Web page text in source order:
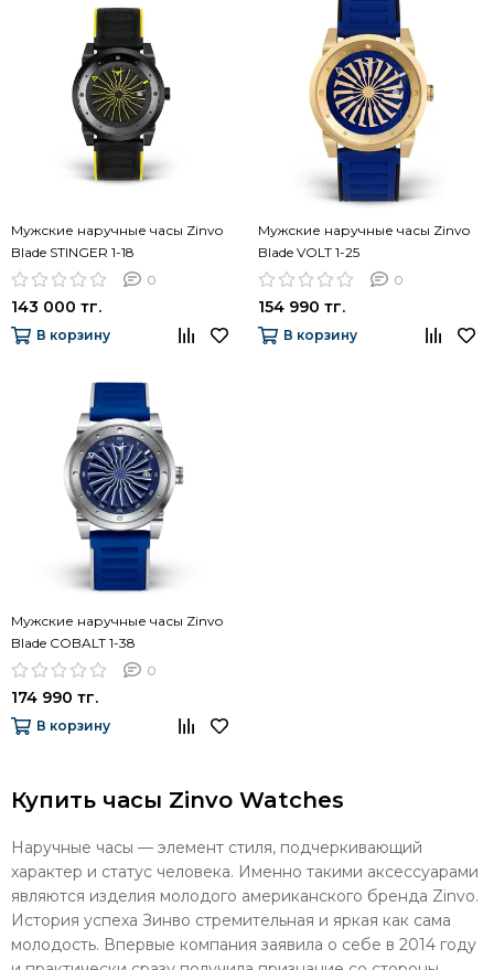
Мужские наручные часы Zinvo
Blade STINGER 1-18
0
143 000 тг.
В корзину
Мужские наручные часы Zinvo
Blade VOLT 1-25
0
154 990 тг.
В корзину
Мужские наручные часы Zinvo
Blade COBALT 1-38
0
174 990 тг.
В корзину
Купить часы Zinvo Watches
Наручные часы — элемент стиля, подчеркивающий
характер и статус человека. Именно такими аксессуарами
являются изделия молодого американского бренда Zinvo.
История успеха Зинво стремительная и яркая как сама
молодость. Впервые компания заявила о себе в 2014 году